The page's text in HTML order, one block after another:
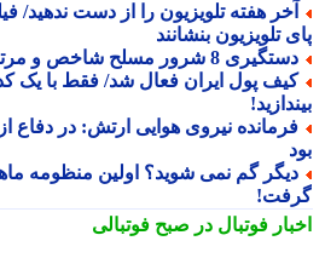
هفته تلویزیون را از دست ندهید/
تلویزیون بنشانند
8 شرور مسلح شاخص و مرتبط گروهک های تروریستی
پول ایران فعال شد/ فقط با یک کد
نیروی هوایی ارتش: در دفاع از
گم نمی شوید؟ اولین منظومه
فوتبال در صبح فوتبالی